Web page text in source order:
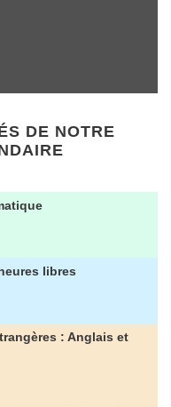
DE NOTRE
libres
: Anglais et